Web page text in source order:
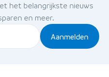
het belangrijkste nieuws
en meer.
Aanmelden